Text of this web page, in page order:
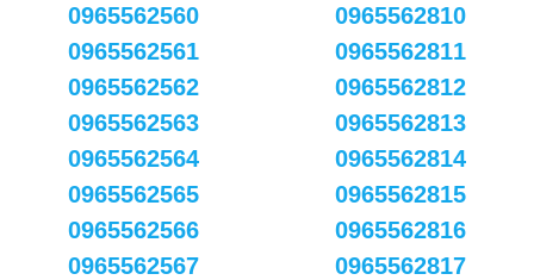
0965562560
0965562561
0965562562
0965562563
0965562564
0965562565
0965562566
0965562567
0965562810
0965562811
0965562812
0965562813
0965562814
0965562815
0965562816
0965562817